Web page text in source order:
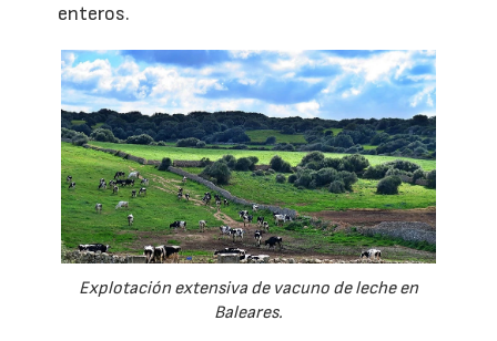
enteros.
Explotación extensiva de vacuno de leche en
Baleares.